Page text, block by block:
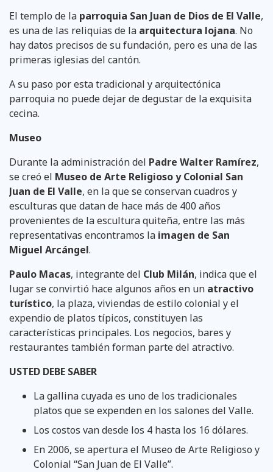
El templo de la parroquia San Juan de Dios de El Valle,
es una de las reliquias de la arquitectura lojana. No
hay datos precisos de su fundación, pero es una de las
primeras iglesias del cantón.
A su paso por esta tradicional y arquitectónica
parroquia no puede dejar de degustar de la exquisita
cecina.
Museo
Durante la administración del Padre Walter Ramírez,
se creó el Museo de Arte Religioso y Colonial San
Juan de El Valle, en la que se conservan cuadros y
esculturas que datan de hace más de 400 años
provenientes de la escultura quiteña, entre las más
representativas encontramos la imagen de San
Miguel Arcángel.
Paulo Macas, integrante del Club Milán, indica que el
lugar se convirtió hace algunos años en un atractivo
turístico, la plaza, viviendas de estilo colonial y el
expendio de platos típicos, constituyen las
características principales. Los negocios, bares y
restaurantes también forman parte del atractivo.
USTED DEBE SABER
La gallina cuyada es uno de los tradicionales
platos que se expenden en los salones del Valle.
Los costos van desde los 4 hasta los 16 dólares.
En 2006, se apertura el Museo de Arte Religioso y
Colonial “San Juan de El Valle”.